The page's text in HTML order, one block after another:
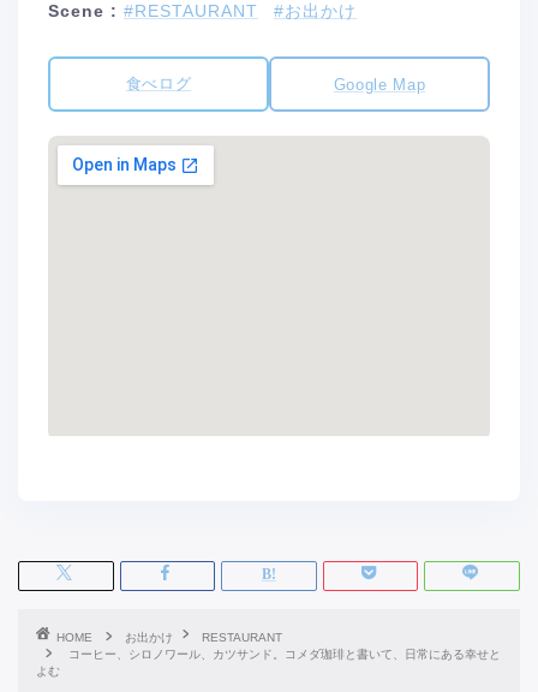
Scene : #RESTAURANT #お出かけ
食べログ Google Map
HOME お出かけ
RESTAURANT
コーヒー、シロノワール、カツサンド。コメダ珈琲と書いて、日常にある幸せと
よむ